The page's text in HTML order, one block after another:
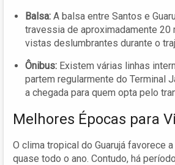
Balsa: A balsa entre Santos e
travessia de aproximadamente 20
vistas deslumbrantes durante o
Ônibus: Existem várias linhas
partem regularmente do Terminal
a chegada para quem opta pelo
Melhores Épocas para
O clima tropical do Guarujá favorece
quase todo o ano. Contudo, há